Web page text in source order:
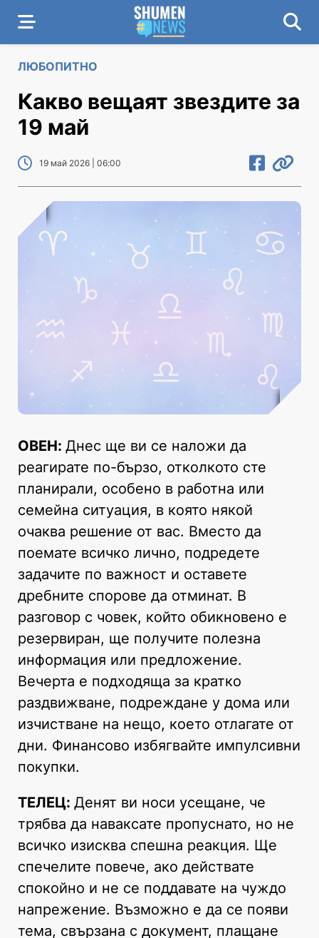
ЛЮБОПИТНО
Какво вещаят звездите за
19 май
19 май 2026 | 06:00
ОВЕН: Днес ще ви се наложи да
реагирате по-бързо, отколкото сте
планирали, особено в работна или
семейна ситуация, в която някой
очаква решение от вас. Вместо да
поемате всичко лично, подредете
задачите по важност и оставете
дребните спорове да отминат. В
разговор с човек, който обикновено е
резервиран, ще получите полезна
информация или предложение.
Вечерта е подходяща за кратко
раздвижване, подреждане у дома или
изчистване на нещо, което отлагате от
дни. Финансово избягвайте импулсивни
покупки.
ТЕЛЕЦ: Денят ви носи усещане, че
трябва да наваксате пропуснато, но не
всичко изисква спешна реакция. Ще
спечелите повече, ако действате
спокойно и не се поддавате на чуждо
напрежение. Възможно е да се появи
тема, свързана с документ, плащане